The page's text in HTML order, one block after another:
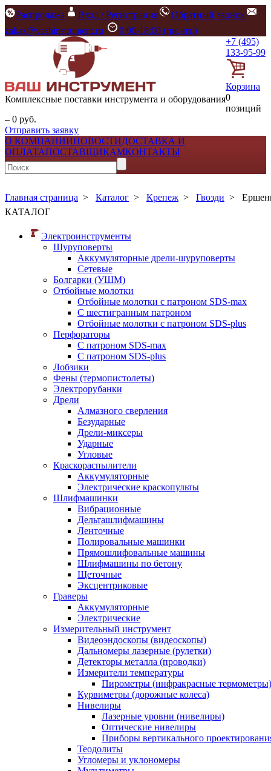
Распродажа Вход / Регистрация
Обратный звонок
zakaz@vashinstrument.ru
9:00-18:00 (пн.-пт.)
Комплексные поставки инструмента и оборудования
+7 (495)
133-95-99
Корзина
0
позиций
– 0 руб.
Отправить заявку
О КОМПАНИИНОВОСТИДОСТАВКА И
ОПЛАТАПОСТАВЩИКАМКОНТАКТЫ
Главная страница > Каталог > Крепеж > Гвозди >
КАТАЛОГ
Электроинструменты
Шуруповерты
Аккумуляторные дрели-шуруповерты
Сетевые
Болгарки (УШМ)
Отбойные молотки
Отбойные молотки с патроном SDS-max
С шестигранным патроном
Отбойные молотки с патроном SDS-plus
Перфораторы
С патроном SDS-max
С патроном SDS-plus
Лобзики
Фены (термопистолеты)
Электрорубанки
Дрели
Алмазного сверления
Безударные
Дрели-миксеры
Ударные
Угловые
Краскораспылители
Аккумуляторные
Электрические краскопульты
Шлифмашинки
Вибрационные
Дельташлифмашины
Ленточные
Полировальные машинки
Прямошлифовальные машины
Шлифмашины по бетону
Щеточные
Эксцентриковые
Граверы
Аккумуляторные
Электрические
Измерительный инструмент
Видеоэндоскопы (видеоскопы)
Дальномеры лазерные (рулетки)
Детекторы металла (проводки)
Измерители температуры
Пирометры (инфракрасные термометры)
Курвиметры (дорожные колеса)
Нивелиры
Лазерные уровни (нивелиры)
Оптические нивелиры
Приборы вертикального
Теодолиты
Угломеры и уклономеры